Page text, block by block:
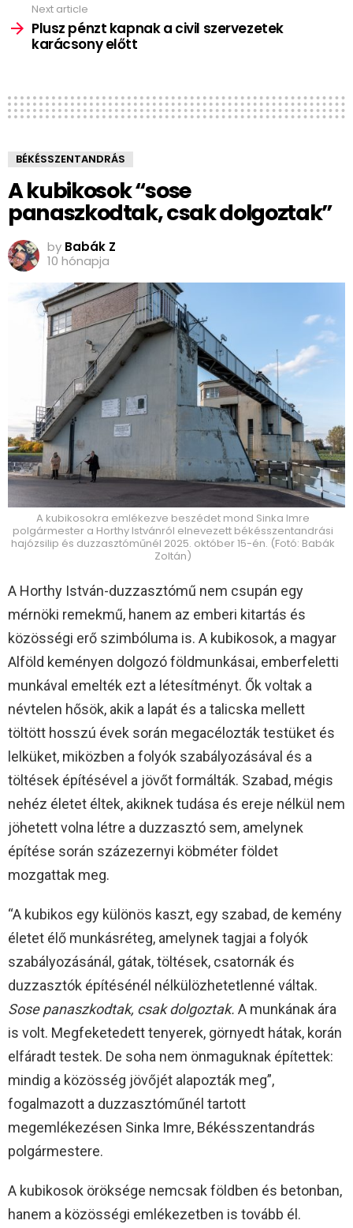
Next article
Plusz pénzt kapnak a civil szervezetek
karácsony előtt
BÉKÉSSZENTANDRÁS
A kubikosok “sose
panaszkodtak, csak dolgoztak”
by Babák Z
10 hónapja
A kubikosokra emlékezve beszédet mond Sinka Imre
polgármester a Horthy Istvánról elnevezett békésszentandrási
hajózsilip és duzzasztóműnél 2025. október 15-én. (Fotó: Babák
Zoltán)
A Horthy István-duzzasztómű nem csupán egy
mérnöki remekmű, hanem az emberi kitartás és
közösségi erő szimbóluma is. A kubikosok, a magyar
Alföld keményen dolgozó földmunkásai, emberfeletti
munkával emelték ezt a létesítményt. Ők voltak a
névtelen hősök, akik a lapát és a talicska mellett
töltött hosszú évek során megacélozták testüket és
lelküket, miközben a folyók szabályozásával és a
töltések építésével a jövőt formálták. Szabad, mégis
nehéz életet éltek, akiknek tudása és ereje nélkül nem
jöhetett volna létre a duzzasztó sem, amelynek
építése során százezernyi köbméter földet
mozgattak meg.
“A kubikos egy különös kaszt, egy szabad, de kemény
életet élő munkásréteg, amelynek tagjai a folyók
szabályozásánál, gátak, töltések, csatornák és
duzzasztók építésénél nélkülözhetetlenné váltak.
Sose panaszkodtak, csak dolgoztak. A munkának ára
is volt. Megfeketedett tenyerek, görnyedt hátak, korán
elfáradt testek. De soha nem önmaguknak építettek:
mindig a közösség jövőjét alapozták meg”,
fogalmazott a duzzasztóműnél tartott
megemlékezésen Sinka Imre, Békésszentandrás
polgármestere.
A kubikosok öröksége nemcsak földben és betonban,
hanem a közösségi emlékezetben is tovább él.